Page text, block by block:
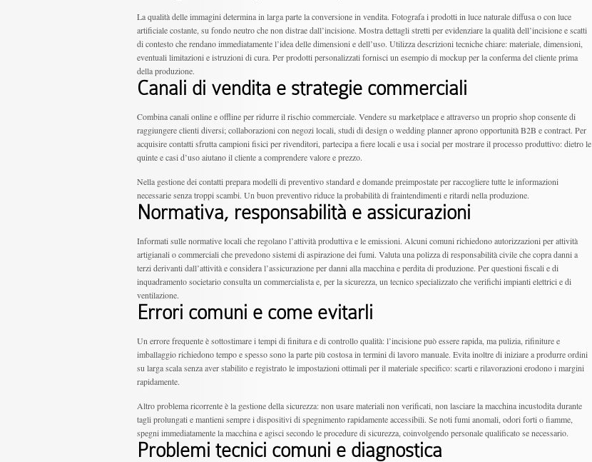
La qualità delle immagini determina in larga parte la conversione in vendita. Fotografa i prodotti in luce naturale diffusa o con luce
artificiale costante, su fondo neutro che non distrae dall’incisione. Mostra dettagli stretti per evidenziare la qualità dell’incisione e scatti
di contesto che rendano immediatamente l’idea delle dimensioni e dell’uso. Utilizza descrizioni tecniche chiare: materiale, dimensioni,
eventuali limitazioni e istruzioni di cura. Per prodotti personalizzati fornisci un esempio di mockup per la conferma del cliente prima
della produzione.
Canali di vendita e strategie commerciali
Combina canali online e offline per ridurre il rischio commerciale. Vendere su marketplace e attraverso un proprio shop consente di
raggiungere clienti diversi; collaborazioni con negozi locali, studi di design o wedding planner aprono opportunità B2B e contract. Per
acquisire contatti sfrutta campioni fisici per rivenditori, partecipa a fiere locali e usa i social per mostrare il processo produttivo: dietro le
quinte e casi d’uso aiutano il cliente a comprendere valore e prezzo.
Nella gestione dei contatti prepara modelli di preventivo standard e domande preimpostate per raccogliere tutte le informazioni
necessarie senza troppi scambi. Un buon preventivo riduce la probabilità di fraintendimenti e ritardi nella produzione.
Normativa, responsabilità e assicurazioni
Informati sulle normative locali che regolano l’attività produttiva e le emissioni. Alcuni comuni richiedono autorizzazioni per attività
artigianali o commerciali che prevedono sistemi di aspirazione dei fumi. Valuta una polizza di responsabilità civile che copra danni a
terzi derivanti dall’attività e considera l’assicurazione per danni alla macchina e perdita di produzione. Per questioni fiscali e di
inquadramento societario consulta un commercialista e, per la sicurezza, un tecnico specializzato che verifichi impianti elettrici e di
ventilazione.
Errori comuni e come evitarli
Un errore frequente è sottostimare i tempi di finitura e di controllo qualità: l’incisione può essere rapida, ma pulizia, rifiniture e
imballaggio richiedono tempo e spesso sono la parte più costosa in termini di lavoro manuale. Evita inoltre di iniziare a produrre ordini
su larga scala senza aver stabilito e registrato le impostazioni ottimali per il materiale specifico: scarti e rilavorazioni erodono i margini
rapidamente.
Altro problema ricorrente è la gestione della sicurezza: non usare materiali non verificati, non lasciare la macchina incustodita durante
tagli prolungati e mantieni sempre i dispositivi di spegnimento rapidamente accessibili. Se noti fumi anomali, odori forti o fiamme,
spegni immediatamente la macchina e agisci secondo le procedure di sicurezza, coinvolgendo personale qualificato se necessario.
Problemi tecnici comuni e diagnostica